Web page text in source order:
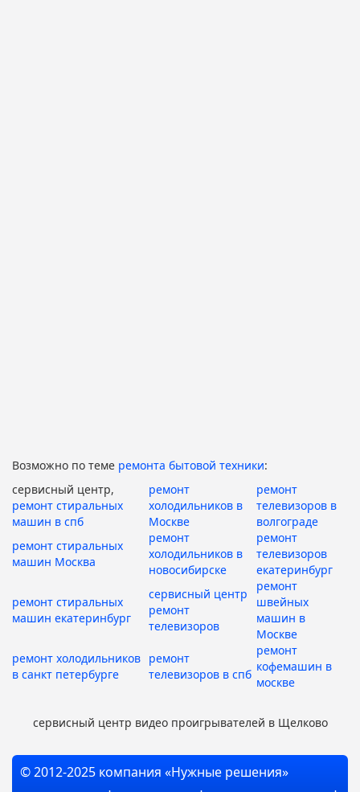
Возможно по теме ремонта бытовой техники:
сервисный центр,
ремонт стиральных
машин в спб
ремонт
холодильников в
Москве
ремонт
телевизоров в
волгограде
ремонт стиральных
машин Москва
ремонт
холодильников в
новосибирске
ремонт
телевизоров
екатеринбург
ремонт стиральных
машин екатеринбург
сервисный центр
ремонт
телевизоров
ремонт
швейных
машин в
Москве
ремонт холодильников
в санкт петербурге
ремонт
телевизоров в спб
ремонт
кофемашин в
москве
сервисный центр видео проигрывателей в Щелково
© 2012-2025 компания «Нужные решения»